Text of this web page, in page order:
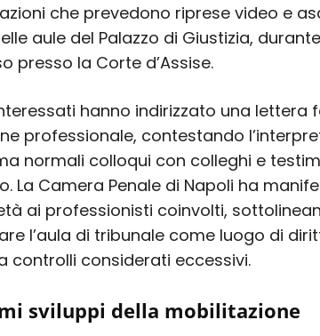
che prevedono riprese video e
aule del Palazzo di Giustizia,
presso la Corte d’Assise.
hanno indirizzato una lettera
professionale, contestando
normali colloqui con colleghi e
La Camera Penale di Napoli ha
ai professionisti coinvolti,
l’aula di tribunale come luogo di
controlli considerati eccessivi.
sviluppi della mobilitazione